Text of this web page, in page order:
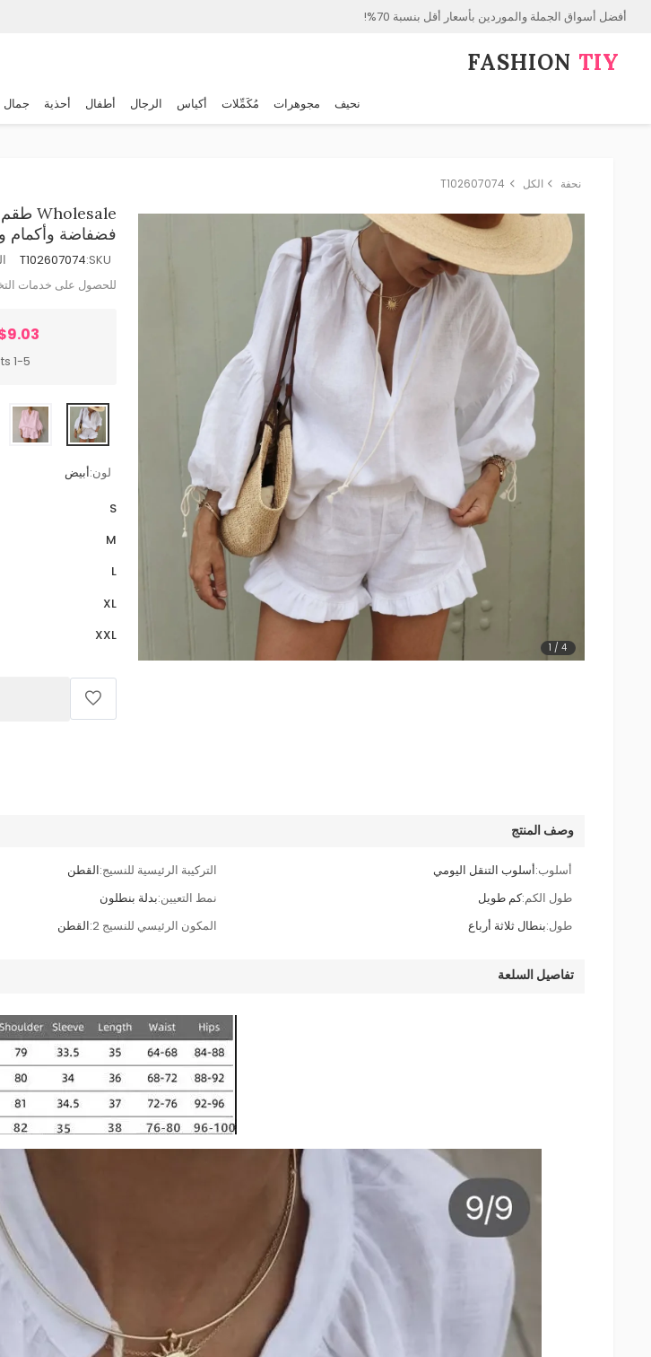
أفضل أسواق الجملة والموردين بأسعار أقل بنسبة 70%!
FASHION⁠ TIY
نحيف مجوهرات مُكَمِّلات أكياس الرجال أطفال أحذية جمال
نحفة الكل T102607074
1 /4
فضفاضة وأكمام
SKU:
T102607074
للحصول على خدمات
1-5 sets
لون:أبيض
S
M
L
XL
XXL
وصف المنتج
أسلوب:أسلوب التنقل اليومي التركيبة الرئيسية للنسيج:القطن
طول الكم:كم طويل نمط التعيين:بدلة بنطلون
طول:بنطال ثلاثة أرباع المكون الرئيسي للنسيج 2: القطن
تفاصيل السلعة